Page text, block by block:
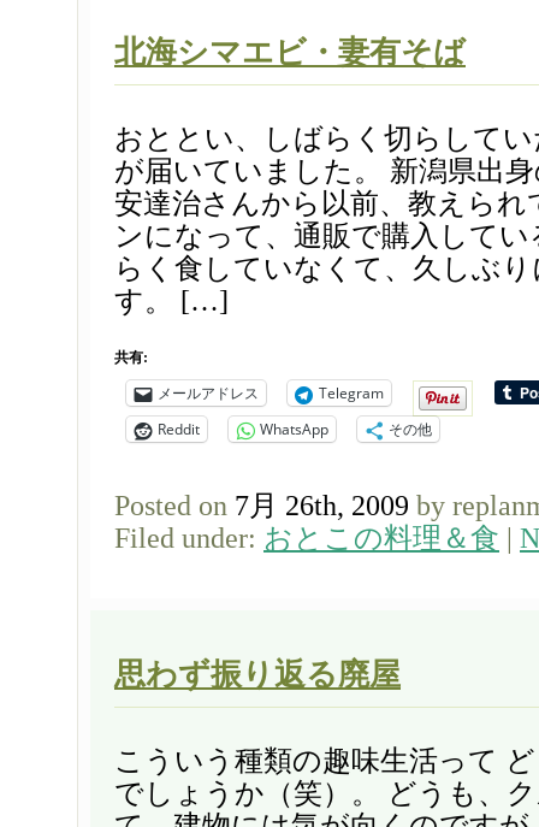
北海シマエビ・妻有そば
おととい、しばらく切らして
が届いていました。 新潟県出
安達治さんから以前、教えられ
ンになって、通販で購入して
らく食していなくて、久しぶ
す。 […]
共有:
メールアドレス
Telegram
Reddit
WhatsApp その他
Posted on 7月 26th, 2009 by
Filed under: おとこの料理＆食
思わず振り返る廃屋
こういう種類の趣味生活って
でしょうか（笑）。 どうも、